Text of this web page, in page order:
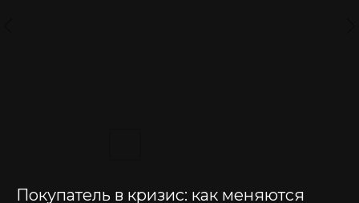
Покупатель в кризис: как меняются